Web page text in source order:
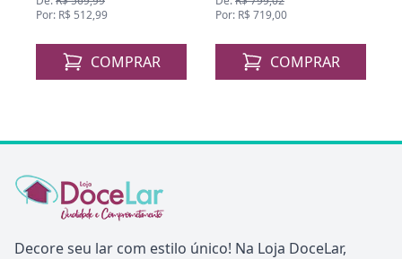
Por: R$ 512,99
COMPRAR
Por: R$ 719,00
COMPRAR
Decore seu lar com estilo único! Na Loja DoceLar,